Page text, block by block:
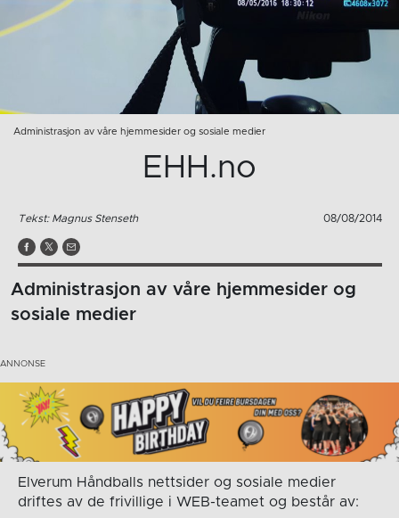
Administrasjon av våre hjemmesider og sosiale medier
EHH.no
Tekst: Magnus Stenseth 08/08/2014
Administrasjon av våre hjemmesider og
sosiale medier
Elverum Håndballs nettsider og sosiale medier
driftes av de frivillige i WEB-teamet og består av: